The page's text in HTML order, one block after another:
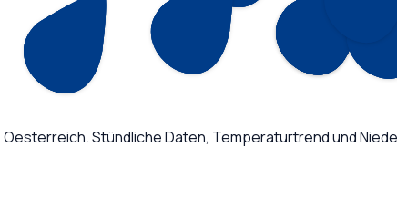
Oesterreich. Stündliche Daten, Temperaturtrend und